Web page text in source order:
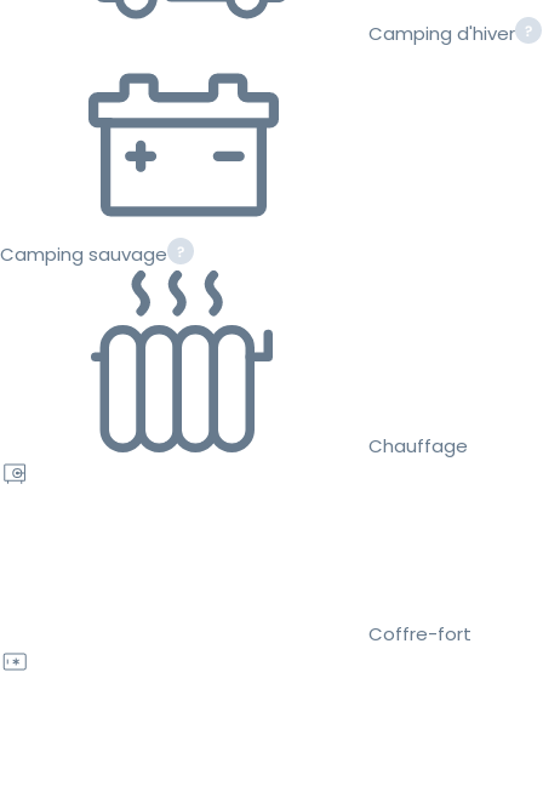
Camping d'hiver
Camping sauvage
Chauffage
Coffre-fort